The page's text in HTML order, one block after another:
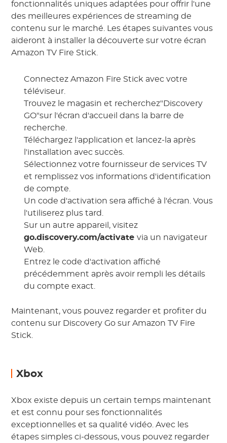
fonctionnalités uniques adaptées pour offrir l'une
des meilleures expériences de streaming de
contenu sur le marché. Les étapes suivantes vous
aideront à installer la découverte sur votre écran
Amazon TV Fire Stick.
Connectez Amazon Fire Stick avec votre
téléviseur.
Trouvez le magasin et recherchez"Discovery
GO"sur l'écran d'accueil dans la barre de
recherche.
Téléchargez l'application et lancez-la après
l'installation avec succès.
Sélectionnez votre fournisseur de services TV
et remplissez vos informations d'identification
de compte.
Un code d'activation sera affiché à l'écran. Vous
l'utiliserez plus tard.
Sur un autre appareil, visitez
go.discovery.com/activatevia un navigateur
Web.
Entrez le code d'activation affiché
précédemment après avoir rempli les détails
du compte exact.
Maintenant, vous pouvez regarder et profiter du
contenu sur Discovery Go sur Amazon TV Fire
Stick.
Xbox
Xbox existe depuis un certain temps maintenant
et est connu pour ses fonctionnalités
exceptionnelles et sa qualité vidéo. Avec les
étapes simples ci-dessous, vous pouvez regarder